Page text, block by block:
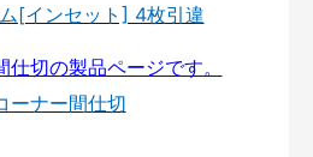
[インセット] 4枚引違
ーナー間仕切